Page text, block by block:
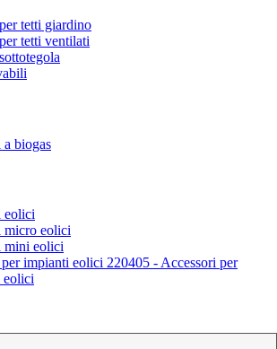
tetti giardino
tetti ventilati
biogas
eolici
micro eolici
mini eolici
impianti eolici 220405 - Accessori per
eolici